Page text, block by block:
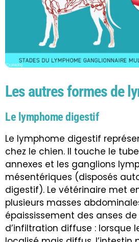
Les autres formes de
Le lymphome digestif
Le lymphome digestif
chez le chien. Il touche le
annexes et les ganglions
mésentériques (disposés
digestif). Le vétérinaire met
plusieurs masses
épaississement des anses de
d’infiltration diffuse : lorsque